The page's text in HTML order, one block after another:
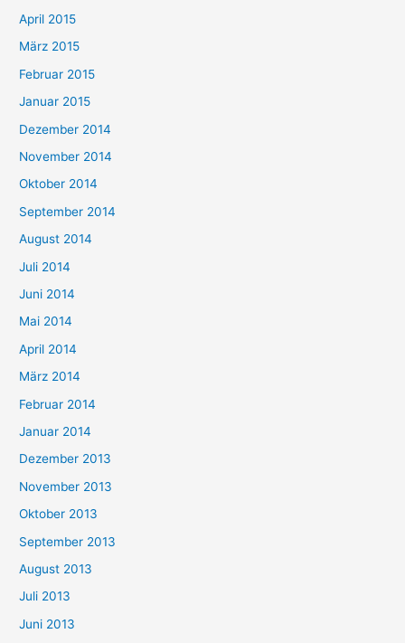
April 2015
März 2015
Februar 2015
Januar 2015
Dezember 2014
November 2014
Oktober 2014
September 2014
August 2014
Juli 2014
Juni 2014
Mai 2014
April 2014
März 2014
Februar 2014
Januar 2014
Dezember 2013
November 2013
Oktober 2013
September 2013
August 2013
Juli 2013
Juni 2013